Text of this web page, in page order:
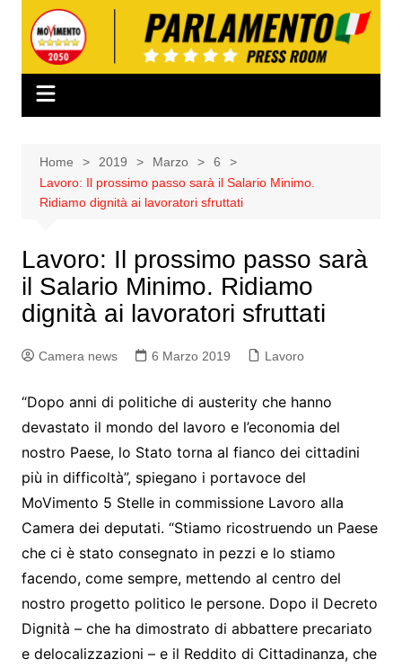
contenuto
Home 2019 Marzo
6
Lavoro: Il prossimo passo sarà il Salario Minimo.
Ridiamo dignità ai lavoratori sfruttati
Lavoro: Il prossimo passo sarà
il Salario Minimo. Ridiamo
dignità ai lavoratori sfruttati
Camera news 6 Marzo 2019 Lavoro
“Dopo anni di politiche di austerity che hanno
devastato il mondo del lavoro e l’economia del
nostro Paese, lo Stato torna al fianco dei cittadini
più in difficoltà”, spiegano i portavoce del
MoVimento 5 Stelle in commissione Lavoro alla
Camera dei deputati. “Stiamo ricostruendo un Paese
che ci è stato consegnato in pezzi e lo stiamo
facendo, come sempre, mettendo al centro del
nostro progetto politico le persone. Dopo il Decreto
Dignità – che ha dimostrato di abbattere precariato
e delocalizzazioni – e il Reddito di Cittadinanza, che